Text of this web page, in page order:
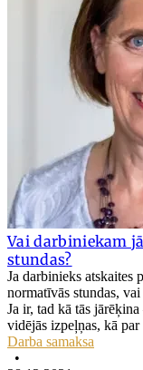
Vai darbiniekam
stundas?
Ja darbinieks atskaites
normatīvās stundas,
Ja ir, tad kā tās
vidējās izpeļņas, kā
Darba samaksa
•